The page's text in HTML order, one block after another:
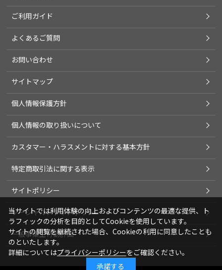
ご利用ガイド
よくあるご質問
お問い合わせ
サイトマップ
個人情報保護方針
個人情報の取り扱いについて
カスタマー・ハラスメントに対する基本方針
特定商取引法に関する表示
サイトポリシー
ソーシャルメディアポリシー
一般事業主行動計画
当サイトでは利用体験の向上およびコンテンツの最適な提供、ト
ラフィックの分析を目的としてCookieを使用しています。
サイトの閲覧を継続された場合、Cookieの利用に同意したことも
のといたします。
詳細についてはプライバシーポリシーをご確認ください。
承諾する